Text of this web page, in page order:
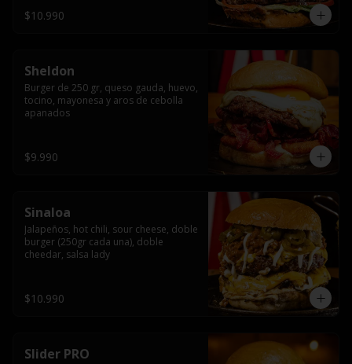
salsa de queso cheddar.
$10.990
Sheldon
Burger de 250 gr, queso gauda, huevo,
tocino, mayonesa y aros de cebolla
apanados
$9.990
Sinaloa
Jalapeños, hot chili, sour cheese, doble
burger (250gr cada una), doble
cheedar, salsa lady
$10.990
Slider PRO